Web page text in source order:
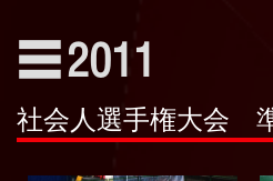
2021
2019
☰2011
社会人選手権大会